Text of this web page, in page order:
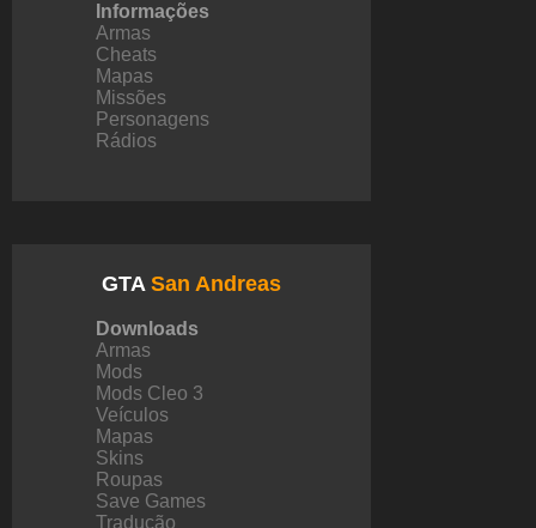
Informações
Armas
Cheats
Mapas
Missões
Personagens
Rádios
GTA San Andreas
Downloads
Armas
Mods
Mods Cleo 3
Veículos
Mapas
Skins
Roupas
Save Games
Tradução